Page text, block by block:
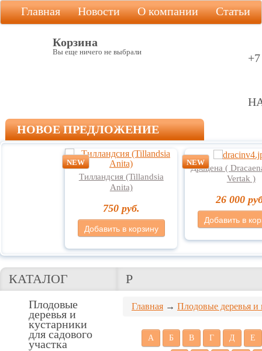
Главная Новости О компании Статьи
Корзина
Вы еще ничего не выбрали
Тилландсия (Tillandsia
Anita)
750 руб.
Добавить в корзину
Драцена (
Vertak )
26 000
Добавить в
КАТАЛОГ Р
Плодовые
деревья и
кустарники
для садового
участка
Главная → Плодовые деревья и
А Б В Г Д Е